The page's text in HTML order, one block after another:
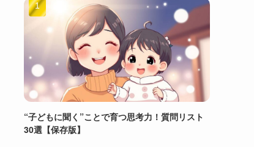
“子どもに聞く”ことで育つ思考力！質問リスト
30選【保存版】